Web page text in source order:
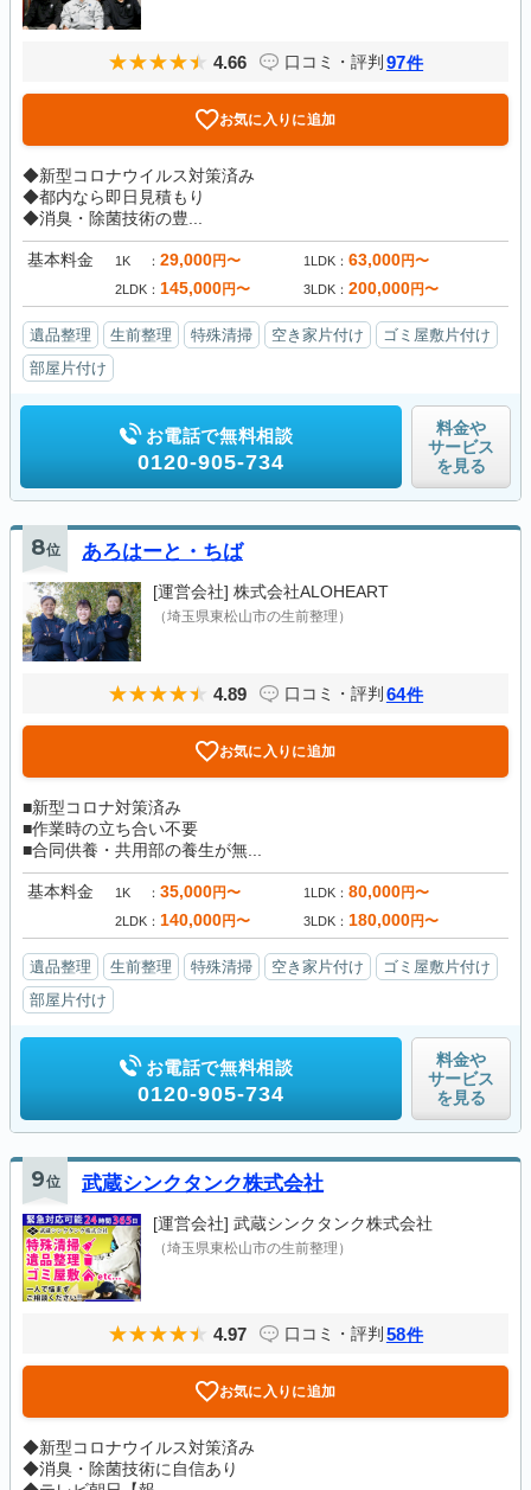
4.66 口コミ・評判 97件
お気に入りに追加
◆新型コロナウイルス対策済み
◆都内なら即日見積もり
◆消臭・除菌技術の豊...
基本料金 1K 29,000円〜 1LDK 63,000円〜
2LDK 145,000円〜 3LDK 200,000円〜
遺品整理 生前整理 特殊清掃 空き家片付け
ゴミ屋敷片付け
部屋片付け
お電話で無料相談
0120-905-734
料金や
サービス
を見る
8位 あろはーと・ちば
[運営会社] 株式会社ALOHEART
（埼玉県東松山市の生前整理）
4.89 口コミ・評判 64件
お気に入りに追加
■新型コロナ対策済み
■作業時の立ち合い不要
■合同供養・共用部の養生が無...
基本料金 1K 35,000円〜 1LDK 80,000円〜
2LDK 140,000円〜 3LDK 180,000円〜
遺品整理 生前整理 特殊清掃 空き家片付け
ゴミ屋敷片付け
部屋片付け
お電話で無料相談
0120-905-734
料金や
サービス
を見る
9位 武蔵シンクタンク株式会社
[運営会社] 武蔵シンクタンク株式会社
（埼玉県東松山市の生前整理）
4.97 口コミ・評判 58件
お気に入りに追加
◆新型コロナウイルス対策済み
◆消臭・除菌技術に自信あり